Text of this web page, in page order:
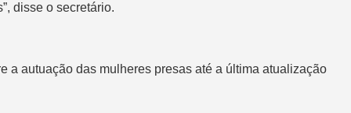
disse o secretário.
a autuação das mulheres presas até a última atualização